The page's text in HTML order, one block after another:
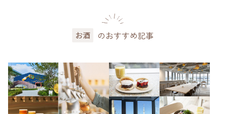
お酒 のおすすめ記事